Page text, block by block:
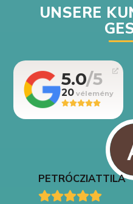
UNSERE
5.0
20
PETRÓCZIATTILA